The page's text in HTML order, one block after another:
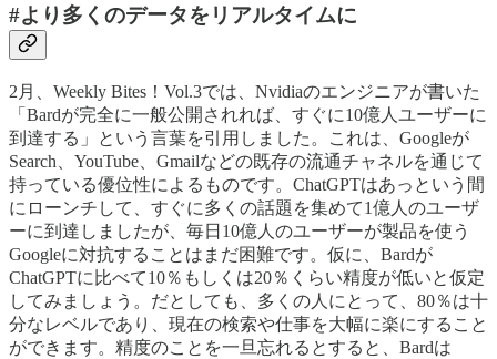
#より多くのデータをリアルタイムに
2月、Weekly Bites！Vol.3では、Nvidiaのエンジニアが書いた
「Bardが完全に一般公開されれば、すぐに10億人ユーザーに
到達する」という言葉を引用しました。これは、Googleが
Search、YouTube、Gmailなどの既存の流通チャネルを通じて
持っている優位性によるものです。ChatGPTはあっという間
にローンチして、すぐに多くの話題を集めて1億人のユーザ
ーに到達しましたが、毎日10億人のユーザーが製品を使う
Googleに対抗することはまだ困難です。仮に、Bardが
ChatGPTに比べて10％もしくは20％くらい精度が低いと仮定
してみましょう。だとしても、多くの人にとって、80％は十
分なレベルであり、現在の検索や仕事を大幅に楽にすること
ができます。精度のことを一旦忘れるとすると、Bardは